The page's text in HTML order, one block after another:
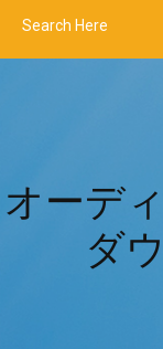
オーデ
ダ